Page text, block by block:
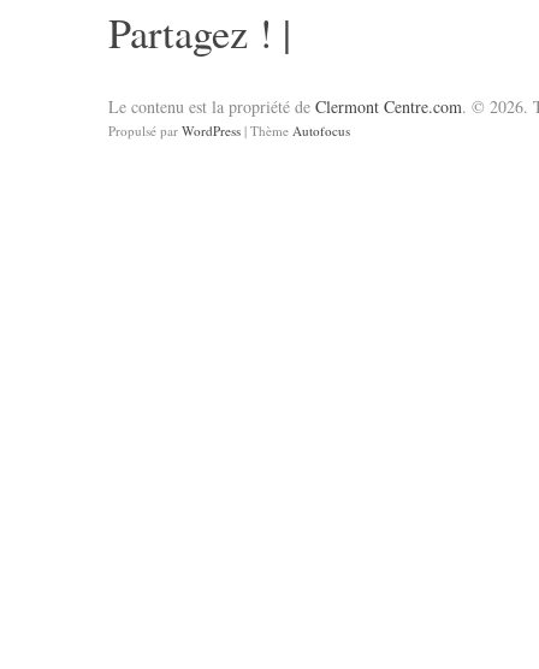
Partagez ! |
Le contenu est la propriété de Clermont Centre.com. © 2026.
Propulsé par WordPress | Thème Autofocus